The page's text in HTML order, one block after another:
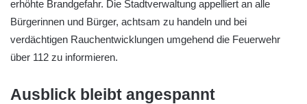
erhöhte Brandgefahr. Die Stadtverwaltung appelliert an alle
Bürgerinnen und Bürger, achtsam zu handeln und bei
verdächtigen Rauchentwicklungen umgehend die Feuerwehr
über 112 zu informieren.
Ausblick bleibt angespannt